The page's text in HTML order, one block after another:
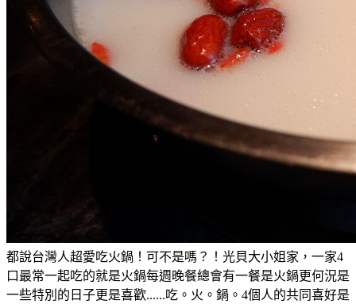
都說台灣人超愛吃火鍋！可不是嗎？！光貝大小姐家，一家4
口最常一起吃的就是火鍋每週晚餐總會有一餐是火鍋更何況是
一些特別的日子更是喜歡......吃。火。鍋。4個人的共同喜好是